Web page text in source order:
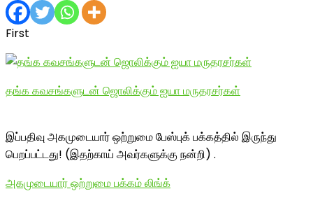
First
தங்க கவசங்களுடன் ஜொலிக்கும் ஐயா மருதரசர்கள்
இப்பதிவு அகமுடையார் ஒற்றுமை பேஸ்புக் பக்கத்தில் இருந்து
பெறப்பட்டது! (இதற்காய் அவர்களுக்கு நன்றி) .
அகமுடையார் ஒற்றுமை பக்கம் லிங்க்